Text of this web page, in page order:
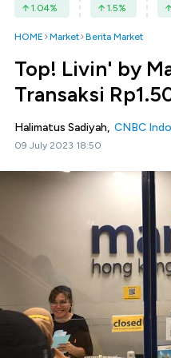
1.04% 1.5%
HOME Market Berita Market
Top! Livin' by
Transaksi
Halimatus Sadiyah, CNBC
09 July 2023 18:50